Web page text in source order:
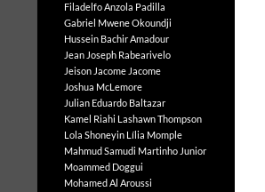
Filadelfo Anzola Padilla
Gabriel Mwene Okoundji
Hussein Bachir Amadour
Jean Joseph Rabearivelo
Jeison Jacome Jacome
Joshua McLemore
Julian Eduardo Baltazar
Kamel Riahi Lashawn Thompson
Lola Shoneyin Lília Momple
Mahmud Samudi Martinho Junior
Moammed Doggui
Mohamed Al Aroussi